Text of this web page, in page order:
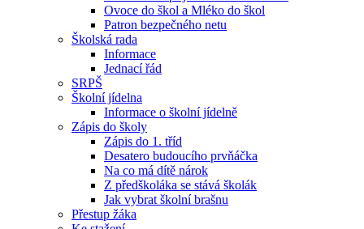
Ovoce do škol a Mléko do škol
Patron bezpečného netu
Školská rada
Informace
Jednací řád
SRPŠ
Školní jídelna
Informace o školní jídelně
Zápis do školy
Zápis do 1. tříd
Desatero budoucího prvňáčka
Na co má dítě nárok
Z předškoláka se stává školák
Jak vybrat školní brašnu
Přestup žáka